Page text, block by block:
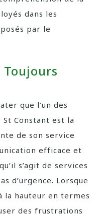
dans les
par le
Toujours
que l’un des
Constant est la
de son service
efficace et
s’agit de services
d’urgence. Lorsque
la hauteur en termes
des frustrations